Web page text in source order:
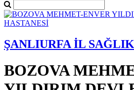
ŞANLIURFA İL
BOZOVA